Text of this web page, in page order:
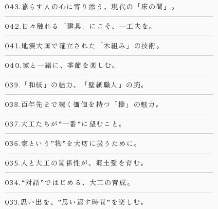
043.暮らす人の心に寄り添う、現代の「床の間」。
042.日々触れる「建具」にこそ、一工夫を。
041.地震大国で確立された「木組み」の技術。
040.家と一緒に、季節を楽しむ。
039.「和紙」の魅力、「壁紙職人」の腕。
038.百年先まで続く価値を持つ「欅」の魅力。
037.大工たちが”一番”に望むこと。
036.家という”物”を大切に扱うために。
035.人と大工の関係性が、郷土愛を育む。
034.“対話”ではじめる、大工の育成。
033.思い出を、”思い返す時間”を楽しむ。